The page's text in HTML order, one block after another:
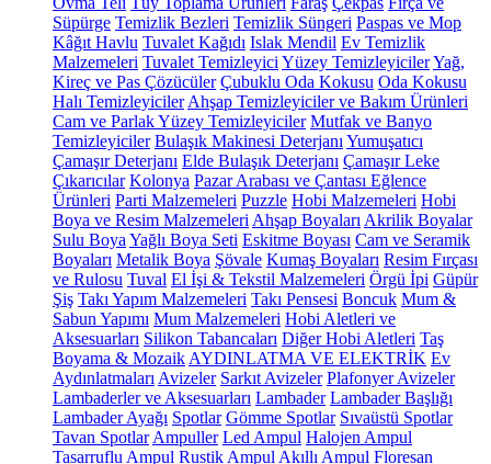
Süpürge Temizlik Bezleri Temizlik Süngeri Paspas ve Mop
Kâğıt Havlu Tuvalet Kağıdı Islak Mendil Ev Temizlik
Malzemeleri Tuvalet Temizleyici Yüzey TemizleyicilerYağ,
Kireç ve Pas Çözücüler Çubuklu Oda Kokusu Oda Kokusu
Halı Temizleyiciler Ahşap Temizleyiciler ve Bakım Ürünleri
Cam ve Parlak Yüzey Temizleyiciler Mutfak ve Banyo
Temizleyiciler Bulaşık Makinesi Deterjanı Yumuşatıcı
Çamaşır Deterjanı Elde Bulaşık Deterjanı Çamaşır Leke
Çıkarıcılar Kolonya Pazar Arabası ve Çantası Eğlence
Ürünleri Parti Malzemeleri Puzzle Hobi Malzemeleri Hobi
Boya ve Resim Malzemeleri Ahşap Boyaları Akrilik Boyalar
Sulu Boya Yağlı Boya Seti Eskitme Boyası Cam ve Seramik
Boyaları Metalik Boya Şövale Kumaş Boyaları Resim Fırçası
ve Rulosu Tuval El İşi & Tekstil Malzemeleri Örgü İpi Güpür
Şiş Takı Yapım Malzemeleri Takı Pensesi Boncuk Mum &
Sabun Yapımı Mum Malzemeleri Hobi Aletleri ve
Aksesuarları Silikon Tabancaları Diğer Hobi Aletleri Taş
Boyama & Mozaik AYDINLATMA VE ELEKTRİK Ev
Aydınlatmaları Avizeler Sarkıt Avizeler Plafonyer Avizeler
Lambaderler ve Aksesuarları Lambader Lambader Başlığı
Lambader Ayağı Spotlar Gömme Spotlar Sıvaüstü Spotlar
Tavan Spotlar Ampuller Led Ampul Halojen Ampul
Tasarruflu Ampul Rustik Ampul Akıllı Ampul Floresan